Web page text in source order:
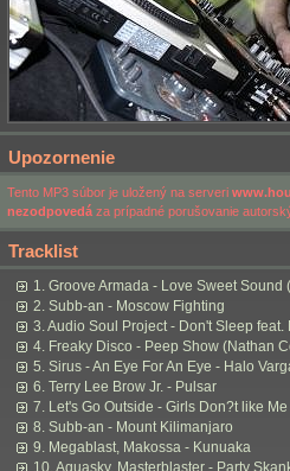
Upozornenie
Tento MP3 súbor je uložený na serveri
nezodpovedá za prípadné porušovanie
Tracklist
1. Groove Armada - Love Sweet Sound
2. Subb-an - Moscow Fighting
3. Audio Soul Project - Don't Sleep
4. Freaky Disco - Peep Show (Nathan
5. Sirus - An Eye For An Eye - Halo
6. Terry Lee Brow Jr. - Pulsar
7. Let's Go Outside - Girls Don?t like
8. Subb-an - Mount Kilimanjaro
9. Megablast, Makossa - Kunuaka
10. Aquasky, Masterblaster - Party